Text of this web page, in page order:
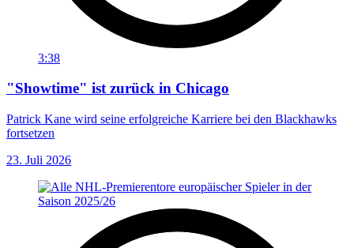
3:38
"Showtime" ist zurück in Chicago
Patrick Kane wird seine erfolgreiche Karriere bei den Blackhawks
fortsetzen
23. Juli 2026